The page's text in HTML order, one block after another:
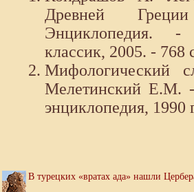
Древней
классик, 2005. - 768
Мифологический
Мелетинский Е.М.
энциклопедия, 1990
В турецких «вратах ада» нашли